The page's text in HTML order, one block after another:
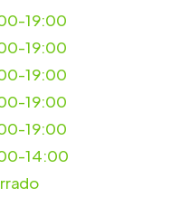
19:00
19:00
19:00
19:00
19:00
14:00